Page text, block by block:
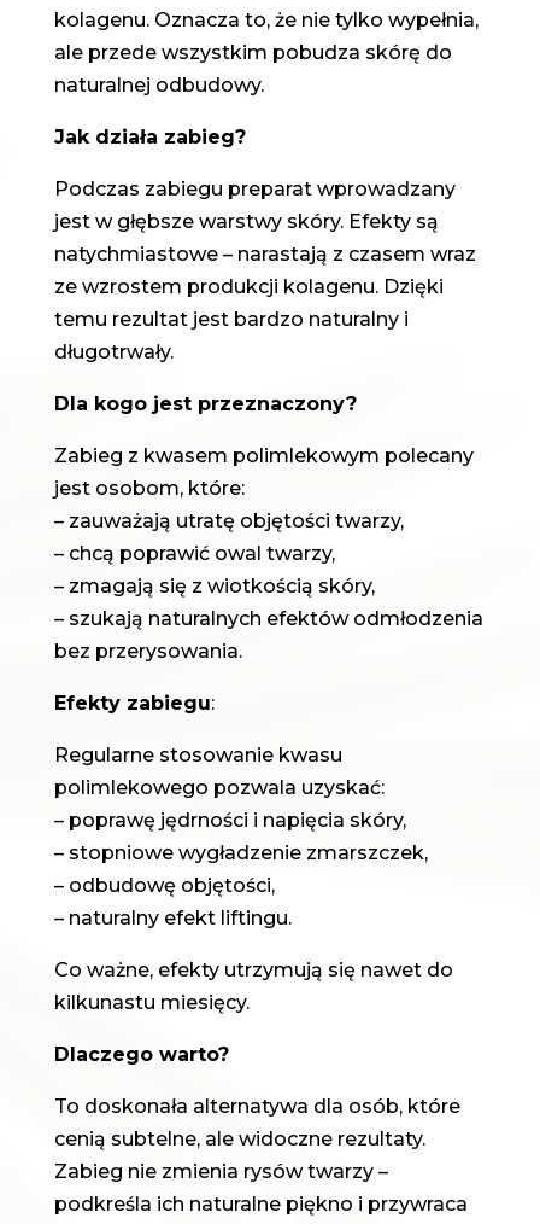
kolagenu. Oznacza to, że nie tylko wypełnia,
ale przede wszystkim pobudza skórę do
naturalnej odbudowy.
Jak działa zabieg?
Podczas zabiegu preparat wprowadzany
jest w głębsze warstwy skóry. Efekty są
natychmiastowe – narastają z czasem wraz
ze wzrostem produkcji kolagenu. Dzięki
temu rezultat jest bardzo naturalny i
długotrwały.
Dla kogo jest przeznaczony?
Zabieg z kwasem polimlekowym polecany
jest osobom, które:
– zauważają utratę objętości twarzy,
– chcą poprawić owal twarzy,
– zmagają się z wiotkością skóry,
– szukają naturalnych efektów odmłodzenia
bez przerysowania.
Efekty zabiegu:
Regularne stosowanie kwasu
polimlekowego pozwala uzyskać:
– poprawę jędrności i napięcia skóry,
– stopniowe wygładzenie zmarszczek,
– odbudowę objętości,
– naturalny efekt liftingu.
Co ważne, efekty utrzymują się nawet do
kilkunastu miesięcy.
Dlaczego warto?
To doskonała alternatywa dla osób, które
cenią subtelne, ale widoczne rezultaty.
Zabieg nie zmienia rysów twarzy –
podkreśla ich naturalne piękno i przywraca